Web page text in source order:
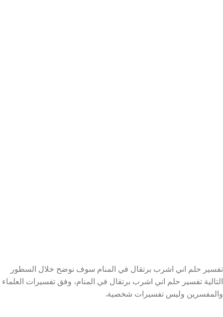
تفسير حلم اني اشرب برتقال في المنام سوف نوضح خلال السطور
التالية تفسير حلم اني اشرب برتقال في المنام، وفق تفسيرات العلماء
والمفسرين وليس تفسيرات شخصية.